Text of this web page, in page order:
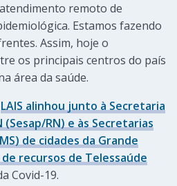
remoto de
Estamos fazendo
Assim, hoje o
os principais centros do país
área da saúde.
LAIS alinhou junto à Secretaria
(Sesap/RN) e às Secretarias
de cidades da Grande
recursos de Telessaúde
Covid-19.